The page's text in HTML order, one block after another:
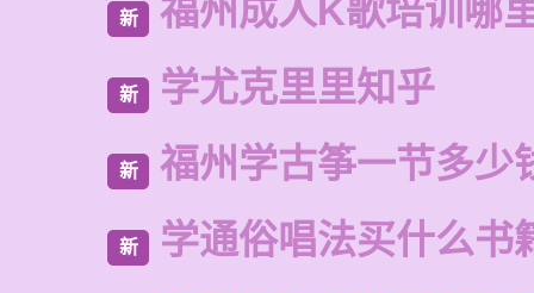
新 福州成人K歌培训哪
新 学尤克里里知乎
新 福州学古筝一节多少
新 学通俗唱法买什么书